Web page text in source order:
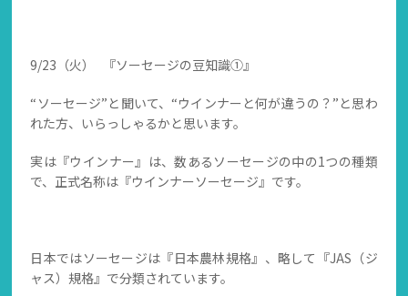
9/23（火） 『ソーセージの豆知識①』
“ソーセージ”と聞いて、“ウインナーと何が違うの？”と思わ
れた方、いらっしゃるかと思います。
実は『ウインナー』は、数あるソーセージの中の1つの種類
で、正式名称は『ウインナーソーセージ』です。
日本ではソーセージは『日本農林規格』、略して『JAS（ジ
ャス）規格』で分類されています。